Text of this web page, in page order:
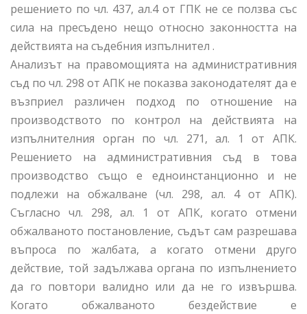
решението по чл. 437, ал.4 от ГПК не се ползва със
сила на пресъдено нещо относно законността на
действията на съдебния изпълнител .
Анализът на правомощията на административния
съд по чл. 298 от АПК не показва законодателят да е
възприел различен подход по отношение на
производството по контрол на действията на
изпълнителния орган по чл. 271, ал. 1 от АПК.
Решението на административния съд в това
производство също е едноинстанционно и не
подлежи на обжалване (чл. 298, ал. 4 от АПК).
Съгласно чл. 298, ал. 1 от АПК, когато отмени
обжалваното постановление, съдът сам разрешава
въпроса по жалбата, а когато отмени друго
действие, той задължава органа по изпълнението
да го повтори валидно или да не го извършва.
Когато обжалваното бездействие е